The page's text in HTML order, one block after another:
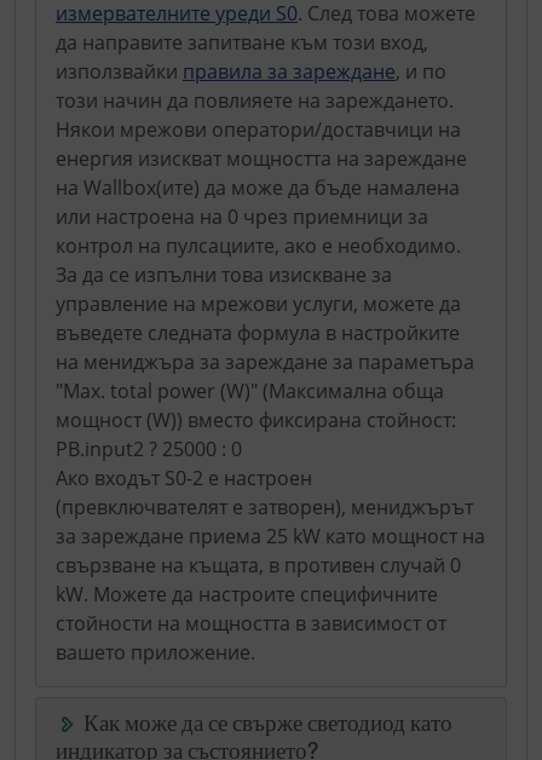
измервателните уреди S0. След това можете
да направите запитване към този вход,
използвайки правила за зареждане, и по
този начин да повлияете на зареждането.
Някои мрежови оператори/доставчици на
енергия изискват мощността на зареждане
на Wallbox(ите) да може да бъде намалена
или настроена на 0 чрез приемници за
контрол на пулсациите, ако е необходимо.
За да се изпълни това изискване за
управление на мрежови услуги, можете да
въведете следната формула в настройките
на мениджъра за зареждане за параметъра
"Max. total power (W)" (Максимална обща
мощност (W)) вместо фиксирана стойност:
PB.input2 ? 25000 : 0
Ако входът S0-2 е настроен
(превключвателят е затворен), мениджърът
за зареждане приема 25 kW като мощност на
свързване на къщата, в противен случай 0
kW. Можете да настроите специфичните
стойности на мощността в зависимост от
вашето приложение.
Как може да се свърже светодиод като
индикатор за състоянието?